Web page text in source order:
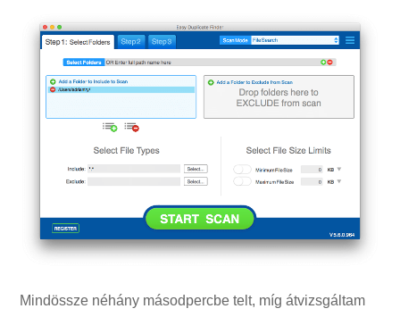
Mindössze néhány másodpercbe telt, míg átvizsgáltam